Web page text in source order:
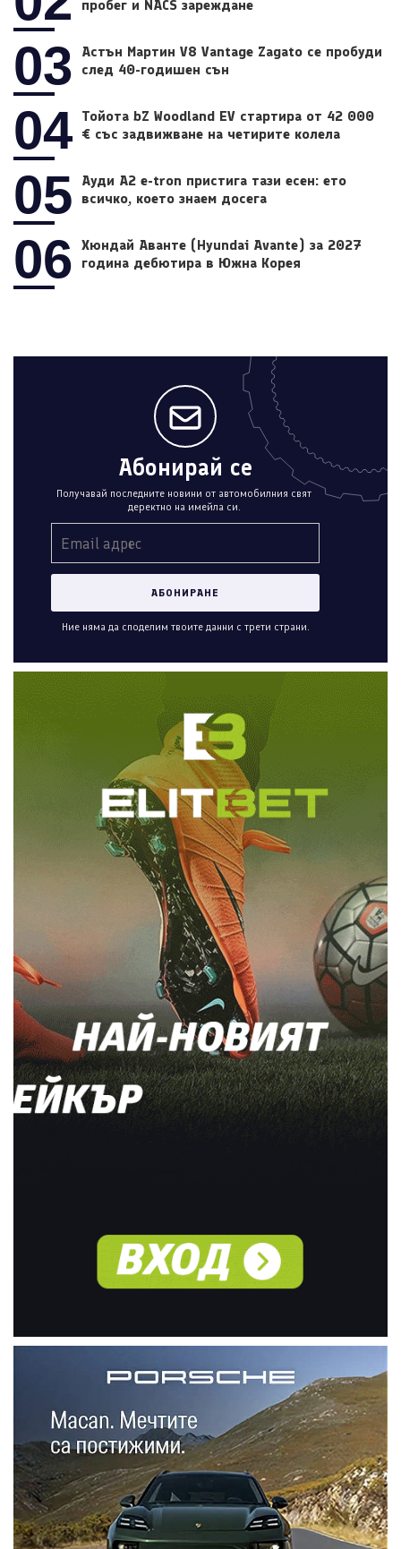
пробег и NACS зареждане
03
Астън Мартин V8 Vantage Zagato се пробуди
след 40-годишен сън
04 Тойота bZ Woodland EV стартира от 42 000
€ със задвижване на четирите колела
05
Ауди A2 e-tron пристига тази есен: ето
всичко, което знаем досега
06
Хюндай Аванте (Hyundai Avante) за 2027
година дебютира в Южна Корея
Абонирай се
Получавай последните новини от автомобилния свят
деректно на имейла си.
Ние няма да споделим твоите данни с трети страни.